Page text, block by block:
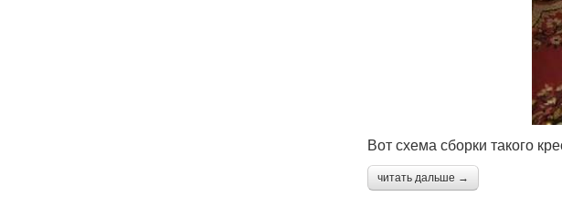
Вот схема сборки такого
читать дальше →